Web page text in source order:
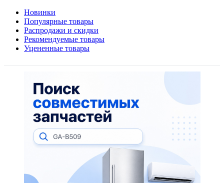
Новинки
Популярные товары
Распродажи и скидки
Рекомендуемые товары
Уцененные товары